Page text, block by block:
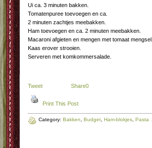
Ui ca. 3 minuten bakken.
Tomatenpuree toevoegen en ca.
2 minuten zachtjes meebakken.
Ham toevoegen en ca. 2 minuten meebakken.
Macaroni afgieten en mengen met tomaat mengsel.
Kaas erover strooien.
Serveren met komkommersalade.
Tweet Share0
Print This Post
Category: Bakken Budget Ham-blokjes Pasta